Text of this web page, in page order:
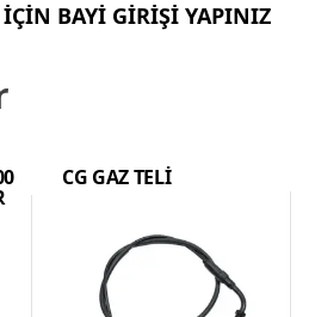
İÇİN BAYİ GİRİŞİ YAPINIZ
CG GAZ TELİ